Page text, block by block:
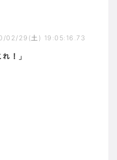
02/29(土) 19:05:16.73
！」